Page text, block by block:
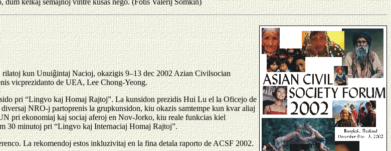
kun Unuiĝintaj Nacioj, okazigis 9–13 dec 2002 Azian Civilsocian
vicprezidanto de UEA, Lee Chong-Yeong.
pri “Lingvo kaj Homaj Rajtoj”. La kunsidon prezidis Hui Lu el la Oficejo de
NRO-j partoprenis la grupkunsidon, kiu okazis samtempe kun kvar aliaj
pri ekonomiaj kaj sociaj aferoj en Nov-Jorko, kiu reale funkcias kiel
30 minutoj pri “Lingvo kaj Internaciaj Homaj Rajtoj”.
La rekomendoj estos inkluzivitaj en la fina detala raporto de ACSF 2002.